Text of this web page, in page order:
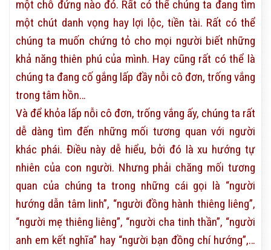
một chỗ đứng nào đó. Rất có thể chúng ta đang tìm
một chút danh vọng hay lợi lộc, tiền tài. Rất có thể
chúng ta muốn chứng tỏ cho mọi người biết những
khả năng thiên phú của mình. Hay cũng rất có thể là
chúng ta đang cố gắng lấp đầy nỗi cô đơn, trống vắng
trong tâm hồn…
Và để khỏa lấp nỗi cô đơn, trống vắng ấy, chúng ta rất
dễ dàng tìm đến những mối tương quan với người
khác phái. Điều này dễ hiểu, bởi đó là xu hướng tự
nhiên của con người. Nhưng phải chăng mối tương
quan của chúng ta trong những cái gọi là “người
hướng dẫn tâm linh”, “người đồng hành thiêng liêng”,
“người mẹ thiêng liêng”, “người cha tinh thần”, “người
anh em kết nghĩa” hay “người bạn đồng chí hướng”,…